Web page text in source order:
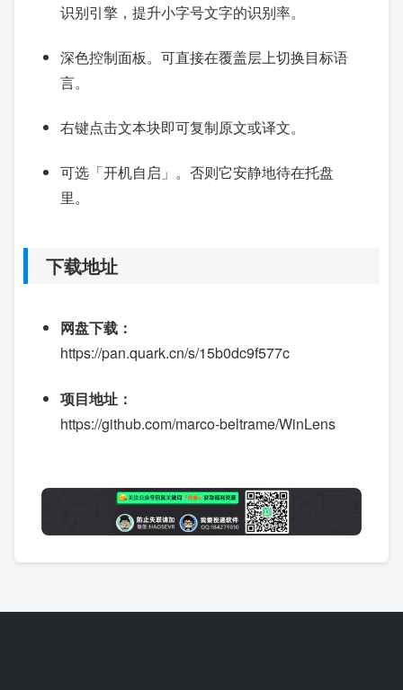
识别引擎，提升小字号文字的识别率。
深色控制面板。可直接在覆盖层上切换目标语
言。
右键点击文本块即可复制原文或译文。
可选「开机自启」。否则它安静地待在托盘
里。
下载地址
网盘下载：
https://pan.quark.cn/s/15b0dc9f577c
项目地址：
https://github.com/marco-beltrame/WinLens